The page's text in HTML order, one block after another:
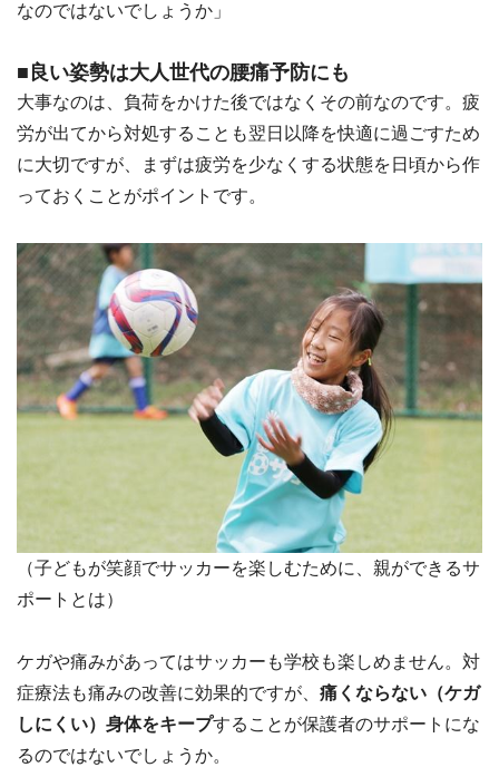
なのではないでしょうか」
■良い姿勢は大人世代の腰痛予防にも
大事なのは、負荷をかけた後ではなくその前なのです。疲
労が出てから対処することも翌日以降を快適に過ごすため
に大切ですが、まずは疲労を少なくする状態を日頃から作
っておくことがポイントです。
（子どもが笑顔でサッカーを楽しむために、親ができるサ
ポートとは）
ケガや痛みがあってはサッカーも学校も楽しめません。対
症療法も痛みの改善に効果的ですが、 痛くならない（ケガ
しにくい）身体をキープすることが保護者のサポートにな
るのではないでしょうか。